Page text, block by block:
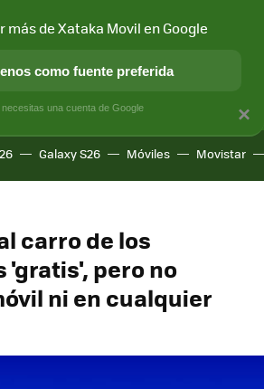
Y SOCIEDAD APLICACIONES
Galaxy S26 Móviles Movistar
carro de los
'gratis', pero no
ni en cualquier
×
más de Xataka Movil en Google
como fuente preferida
necesitas una cuenta de Google